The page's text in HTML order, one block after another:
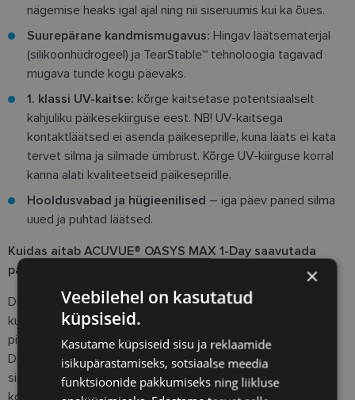
nägemise heaks igal ajal ning nii siseruumis kui ka õues.
Suurepärane kandmismugavus: Hingav läätsematerjal
(silikoonhüdrogeel) ja TearStable™ tehnoloogia tagavad
mugava tunde kogu päevaks.
1. klassi UV-kaitse: kõrge kaitsetase potentsiaalselt
kahjuliku päikesekiirguse eest. NB! UV-kaitsega
kontaktläätsed ei asenda päikeseprille, kuna lääts ei kata
tervet silma ja silmade ümbrust. Kõrge UV-kiirguse korral
kanna alati kvaliteetseid päikeseprille.
Hooldusvabad ja hügieenilised – iga päev paned silma
uued ja puhtad läätsed.
Kuidas aitab ACUVUE® OASYS MAX 1-Day saavutada
paremat nägemisteravust?
Digiseadmete kasutamine võtab meie päevast suurema osa
kui kunagi varem. Sellega kaasneb rohkem silmade
pilgutamist, ebamugavustunnet ja hägusat nägemist.
Digiekraanidest ja LED-lampidest, aga ka päikesest kiirgab
sini-violetset valgust, mis mõjutab nägemise selgust. Need
kontaktläätsed on tehnoloogiatega, mis on välja töötatud
×
Veebilehel on kasutatud
küpsiseid.
Kasutame küpsiseid sisu ja reklaamide
isikupärastamiseks, sotsiaalse meedia
funktsioonide pakkumiseks ning liikluse